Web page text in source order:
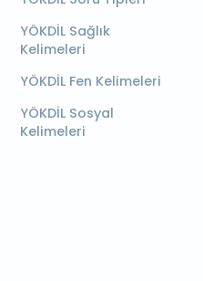
YÖKDİL Sağlık
Kelimeleri
YÖKDİL Fen Kelimeleri
YÖKDİL Sosyal
Kelimeleri